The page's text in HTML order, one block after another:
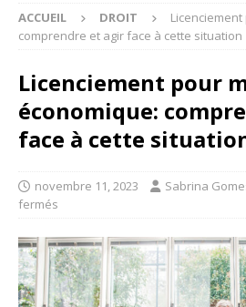
ACCUEIL DROIT
comprendre et agir face à cette situation
Licenciement pour
économique:
face à cette
novembre 11, 2023 Sabrina
fermés